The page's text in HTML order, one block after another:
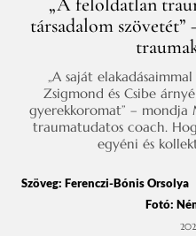
társadalom
„A saját
Zsigmond és Csibe
gyerekkoromat” – mondja
traumatudatos coach.
egyéni és
Szöveg: Ferenczi-Bónis Orsolya
Fotó: